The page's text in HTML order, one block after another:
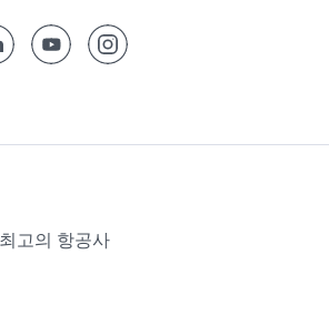
고의 항공사